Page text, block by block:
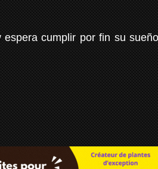
cumplir por fin su